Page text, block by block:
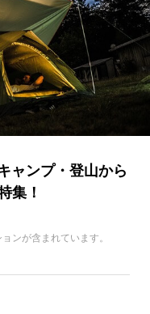
ャンプ・登山から
集！
ンが含まれています。